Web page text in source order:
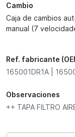
Cambio
Caja de cambios
manual (7
Ref. fabricante
165001DR1A |
Observaciones
++ TAPA FILTRO